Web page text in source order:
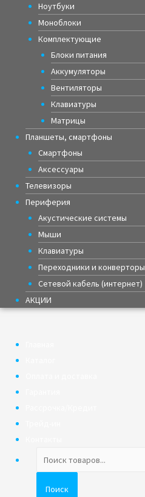
Ноутбуки
Моноблоки
Комплектующие
Блоки питания
Аккумуляторы
Вентиляторы
Клавиатуры
Матрицы
Планшеты, смартфоны
Смартфоны
Аксессуары
Телевизоры
Периферия
Акустические системы
Мыши
Клавиатуры
Переходники и конверторы
Сетевой кабель (интернет)
АКЦИИ
товаров
Поиск